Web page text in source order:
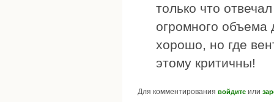
только что
огромного объема
хорошо, но где
этому критичны!
Для комментирования войдите или